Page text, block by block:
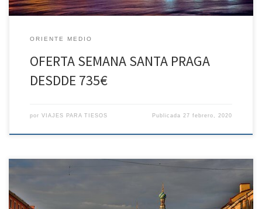
ORIENTE MEDIO
OFERTA SEMANA SANTA PRAGA
DESDDE 735€
por VIAJES PARA TIESOS Publicada27 febrero, 2020